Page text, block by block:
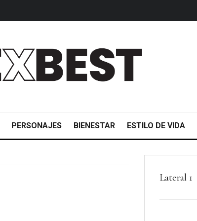
PERSONAJES BIENESTAR ESTILO DE VIDA
Lateral 1